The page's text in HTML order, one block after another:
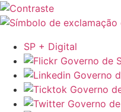
SP + Digital